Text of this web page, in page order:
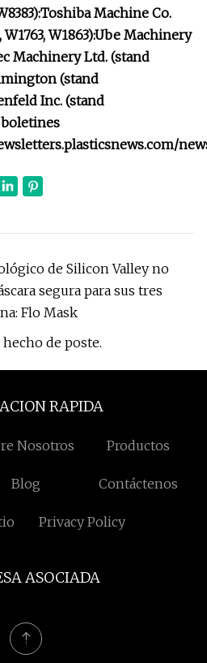
Toshiba Machine Co.
W1863):Ube Machinery
Machinery Ltd. (stand
(stand
Inc. (stand
.plasticsnews.com/
de Silicon Valley no
segura para sus tres
Flo Mask
de poste.
RAPIDA
Nosotros Productos
Blog Contáctenos
Privacy Policy
ASOCIADA